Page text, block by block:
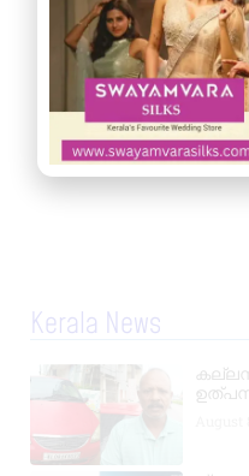
Kerala News